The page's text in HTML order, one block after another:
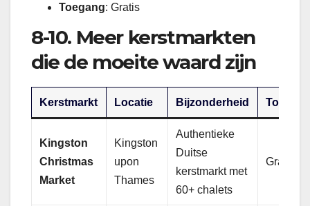
Toegang: Gratis
8-10. Meer kerstmarkten
die de moeite waard zijn
Kerstmarkt Locatie Bijzonderheid
Kingston
Christmas
Market
Kingston
upon
Thames
Authentieke
Duitse
kerstmarkt met
60+ chalets
Gratis